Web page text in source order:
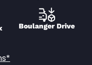
Boulanger Drive